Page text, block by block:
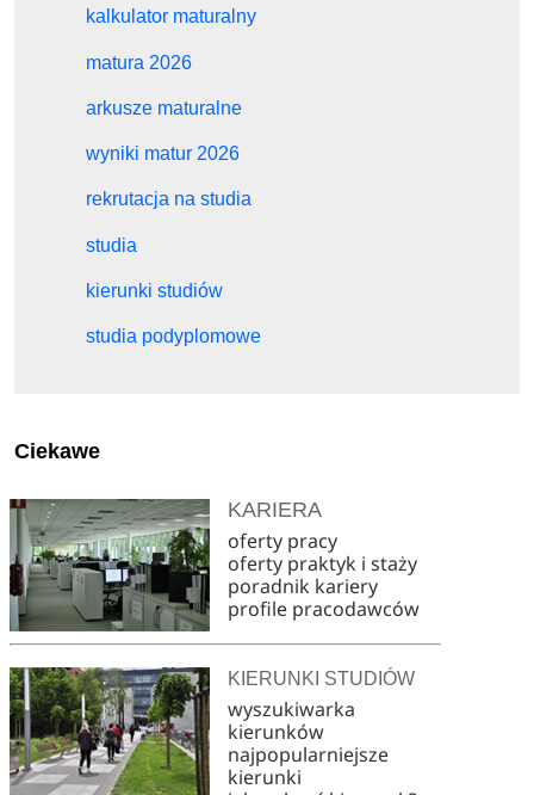
kalkulator maturalny
matura 2026
arkusze maturalne
wyniki matur 2026
rekrutacja na studia
studia
kierunki studiów
studia podyplomowe
Ciekawe
KARIERA
oferty pracy
oferty praktyk i staży
poradnik kariery
profile pracodawców
KIERUNKI STUDIÓW
wyszukiwarka
kierunków
najpopularniejsze
kierunki